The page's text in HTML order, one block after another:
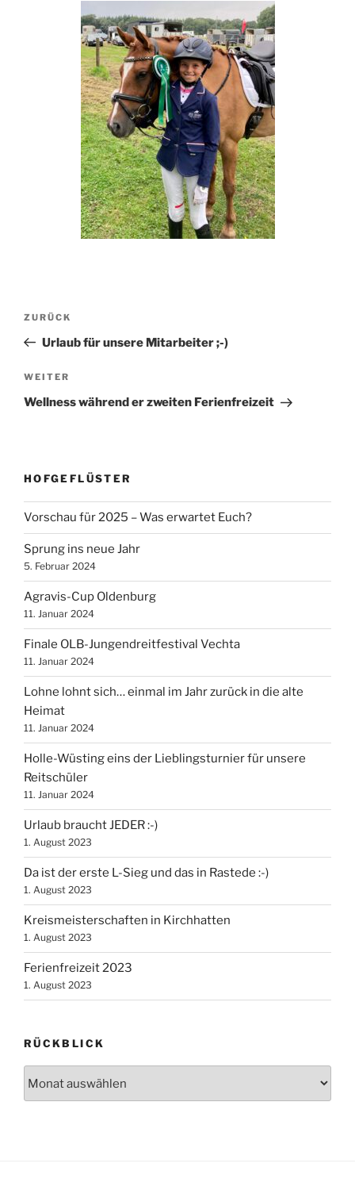
Beitragsnavigation
Vorheriger
Beitrag
ZURÜCK
Urlaub für unsere Mitarbeiter ;-)
Nächster
Beitrag
WEITER
Wellness während er zweiten Ferienfreizeit
HOFGEFLÜSTER
Vorschau für 2025 – Was erwartet Euch?
Sprung ins neue Jahr
5. Februar 2024
Agravis-Cup Oldenburg
11. Januar 2024
Finale OLB-Jungendreitfestival Vechta
11. Januar 2024
Lohne lohnt sich… einmal im Jahr zurück in die alte
Heimat
11. Januar 2024
Holle-Wüsting eins der Lieblingsturnier für unsere
Reitschüler
11. Januar 2024
Urlaub braucht JEDER :-)
1. August 2023
Da ist der erste L-Sieg und das in Rastede :-)
1. August 2023
Kreismeisterschaften in Kirchhatten
1. August 2023
Ferienfreizeit 2023
1. August 2023
RÜCKBLICK